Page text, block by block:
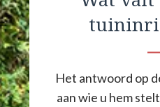
Het antwoord op
aan wie u hem